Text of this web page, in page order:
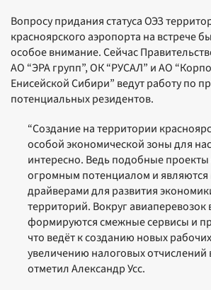
Вопросу придания статуса ОЭЗ
красноярского аэропорта на встрече
особое внимание. Сейчас
АО “ЭРА групп”, ОК “РУСАЛ” и АО
Енисейской Сибири” ведут работу по
потенциальных резидентов.
“Создание на территории
особой экономической зоны для
интересно. Ведь подобные
огромным потенциалом и
драйверами для развития
территорий. Вокруг авиаперевозок
формируются смежные сервисы и
что ведёт к созданию новых
увеличению налоговых отчислений
отметил Александр Усс.